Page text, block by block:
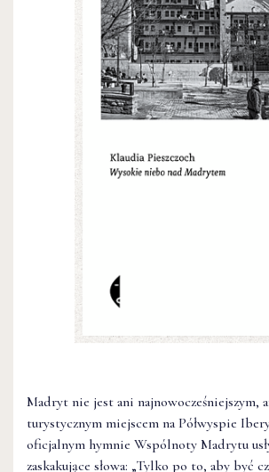
Madryt nie jest ani najnowocześniejszym,
turystycznym miejscem na Półwyspie
oficjalnym hymnie Wspólnoty Madrytu
zaskakujące słowa: „Tylko po to, aby być